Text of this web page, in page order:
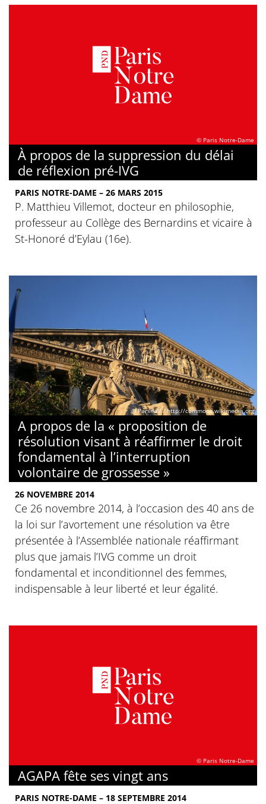
© Paris Notre-Dame
À propos de la suppression du délai
de réflexion pré-IVG
PARIS NOTRE-DAME – 26 MARS 2015
P. Matthieu Villemot, docteur en philosophie,
professeur au Collège des Bernardins et vicaire à
St-Honoré d’Eylau (16e).
© Parsifall / http://commons.wikimedia.org
A propos de la « proposition de
résolution visant à réaffirmer le droit
fondamental à l’interruption
volontaire de grossesse »
26 NOVEMBRE 2014
Ce 26 novembre 2014, à l’occasion des 40 ans de
la loi sur l’avortement une résolution va être
présentée à l’Assemblée nationale réaffirmant
plus que jamais l’IVG comme un droit
fondamental et inconditionnel des femmes,
indispensable à leur liberté et leur égalité.
© Paris Notre-Dame
AGAPA fête ses vingt ans
PARIS NOTRE-DAME – 18 SEPTEMBRE 2014